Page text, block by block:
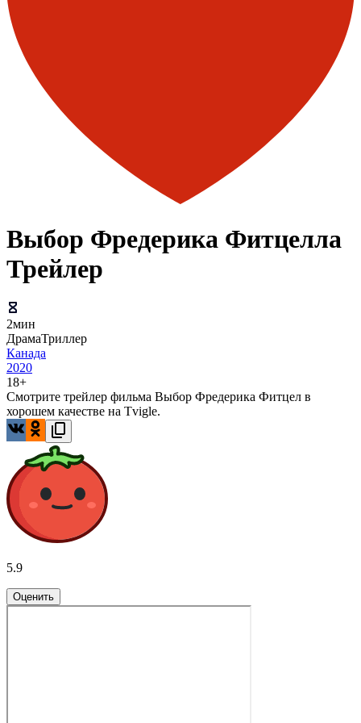
Выбор Фредерика Фитцелла
Трейлер
2мин
ДрамаТриллер
Канада
2020
18+
Смотрите трейлер фильма Выбор Фредерика Фитцел в
хорошем качестве на Tvigle.
5.9
Оценить